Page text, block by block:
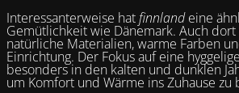
Interessanterweise hatfinnlandeine
Gemütlichkeit wie Dänemark. Auch dort
natürliche Materialien, warme Farben
Einrichtung. Der Fokus auf eine
besonders in den kalten und dunklen
um Komfort und Wärme ins Zuhause zu